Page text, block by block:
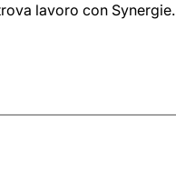
lavoro con Synergie.